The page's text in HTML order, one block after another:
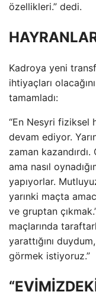
özellikleri.” dedi.
Kadroya yeni
ihtiyaçları
tamamladı:
“En Nesyri fiziksel
devam ediyor.
zaman
ama nasıl
yapıyorlar.
yarınki maçta
ve gruptan
maçlarında
yarattığını
görmek istiyoruz.”